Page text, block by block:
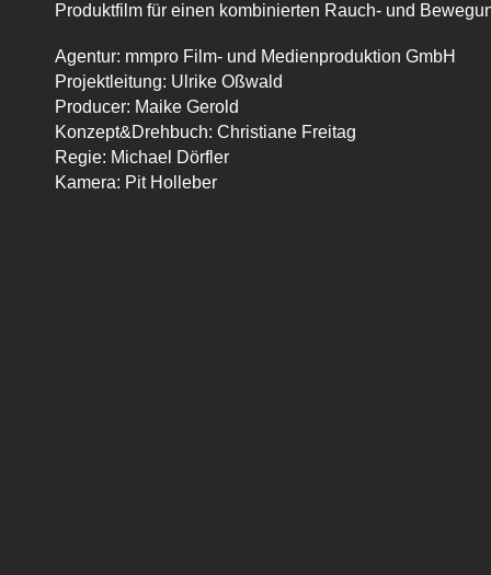
Produktfilm für einen kombinierten Rauch- und
Agentur: mmpro Film- und Medienproduktion GmbH
Projektleitung: Ulrike Oßwald
Producer: Maike Gerold
Konzept&Drehbuch: Christiane Freitag
Regie: Michael Dörfler
Kamera: Pit Holleber